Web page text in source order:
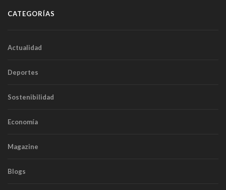
CATEGORÍAS
Actualidad
Deportes
Sostenibilidad
Economía
Magazine
Blogs